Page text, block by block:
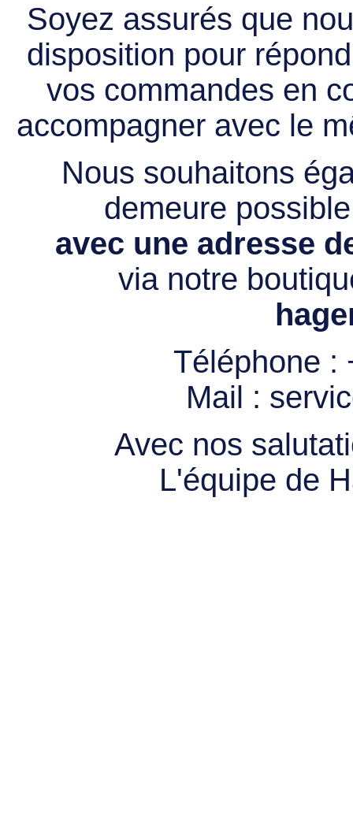
Soyez assurés que
disposition pour
vos commandes en
accompagner avec le
Nous souhaitons
demeure
avec une adresse
via notre
Téléphone :
Mail :
Avec nos
L'équipe de